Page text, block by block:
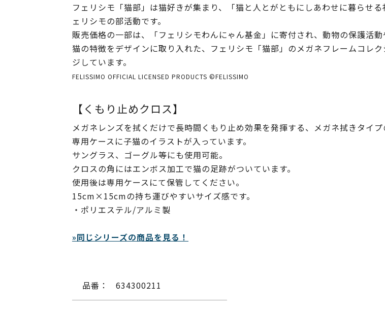
フェリシモ「猫部」は猫好きが集まり、「猫と人とがともにしあわせに暮らせ
ェリシモの部活動です。
販売価格の一部は、「フェリシモわんにゃん基金」に寄付され、動物の保護活動
猫の特徴をデザインに取り入れた、フェリシモ「猫部」のメガネフレームコレ
ジしています。
FELISSIMO OFFICIAL LICENSED PRODUCTS ©FELISSIMO
【くもり止めクロス】
メガネレンズを拭くだけで長時間くもり止め効果を発揮する、メガネ拭きタイプ
専用ケースに子猫のイラストが入っています。
サングラス、ゴーグル等にも使用可能。
クロスの角にはエンボス加工で猫の足跡がついています。
使用後は専用ケースにて保管してください。
15cm×15cmの持ち運びやすいサイズ感です。
・ポリエステル/アルミ製
»同じシリーズの商品を見る！
品番： 634300211